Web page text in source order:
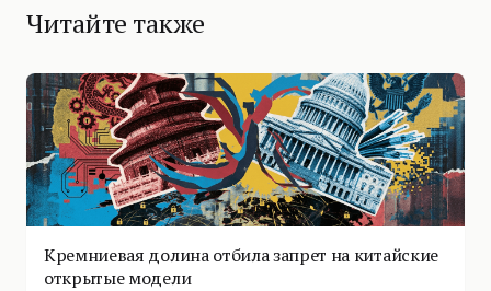
Читайте также
Кремниевая долина отбила запрет на китайские
открытые модели